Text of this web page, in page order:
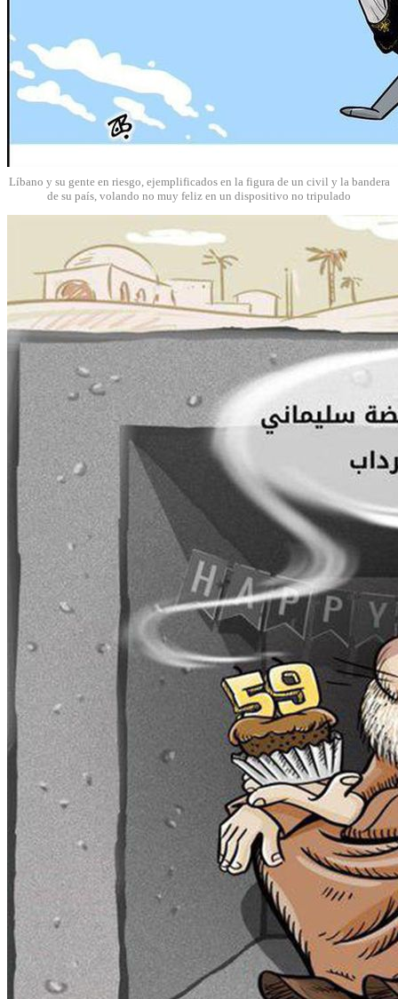
Líbano y su gente en riesgo, ejemplificados en la figura de un civil y la bandera
de su país, volando no muy feliz en un dispositivo no tripulado